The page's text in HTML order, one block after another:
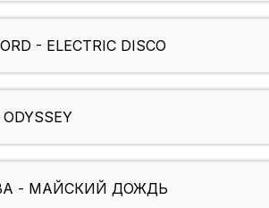
- ELECTRIC DISCO
- МАЙСКИЙ ДОЖДЬ